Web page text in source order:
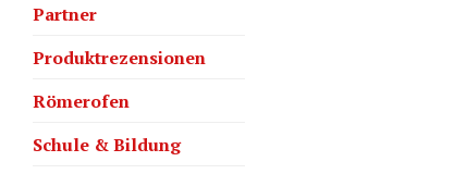
Partner
Produktrezensionen
Römerofen
Schule & Bildung